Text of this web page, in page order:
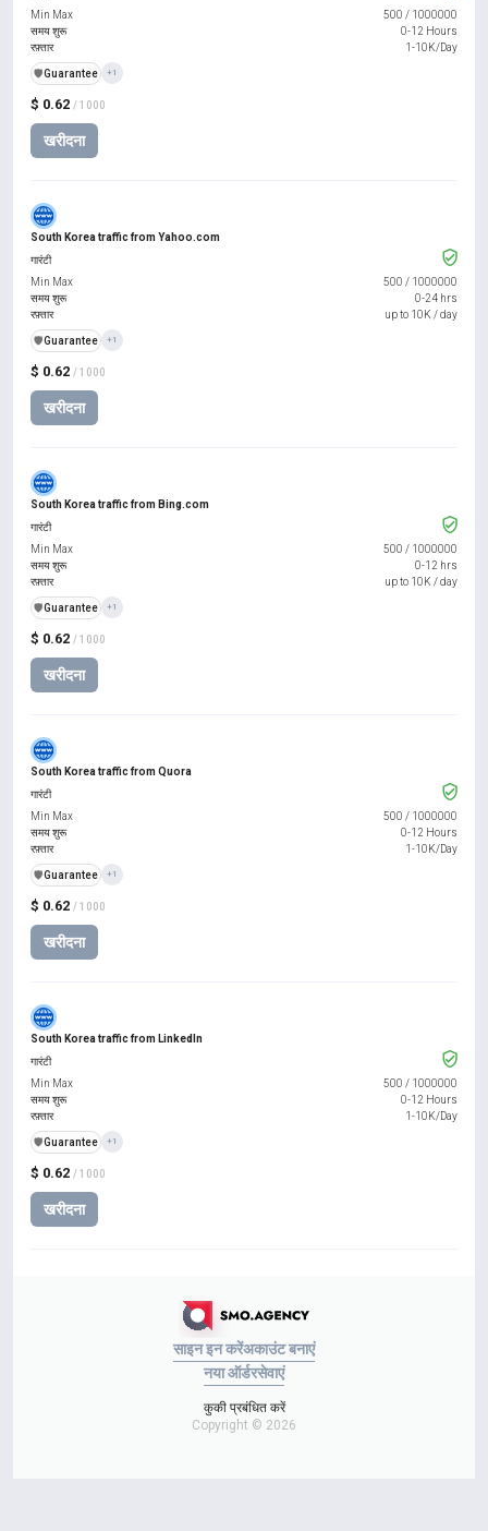
$ 0.62 / 1000
खरीदना
Min Max
500 / 1000000
समय शुरू
0-12 Hours
रफ़्तार
1-10K/Day
️🛡️Guarantee +1
South Korea traffic from Yahoo.com
$ 0.62 / 1000
खरीदना
गारंटी
Min Max
500 / 1000000
समय शुरू
0-24 hrs
रफ़्तार
up to 10K / day
️🛡️Guarantee +1
South Korea traffic from Bing.com
$ 0.62 / 1000
खरीदना
गारंटी
Min Max
500 / 1000000
समय शुरू
0-12 hrs
रफ़्तार
up to 10K / day
️🛡️Guarantee +1
South Korea traffic from Quora
$ 0.62 / 1000
खरीदना
गारंटी
Min Max
500 / 1000000
समय शुरू
0-12 Hours
रफ़्तार
1-10K/Day
️🛡️Guarantee +1
South Korea traffic from LinkedIn
$ 0.62 / 1000
खरीदना
गारंटी
Min Max
500 / 1000000
समय शुरू
0-12 Hours
रफ़्तार
1-10K/Day
️🛡️Guarantee +1
साइन इन करेंअकाउंट बनाएं
नया ऑर्डरसेवाएं
कुकी प्रबंधित करें
Copyright © 2026